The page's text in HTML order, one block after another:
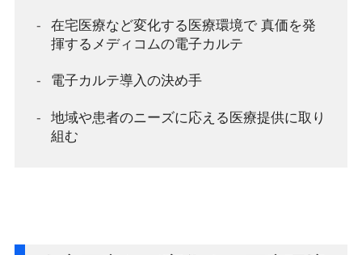
在宅医療など変化する医療環境で 真価を発
揮するメディコムの電子カルテ
電子カルテ導入の決め手
地域や患者のニーズに応える医療提供に取り
組む